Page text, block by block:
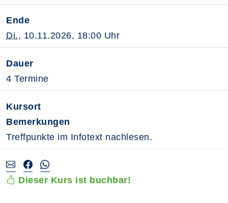
Ende
Di., 10.11.2026, 18:00 Uhr
Dauer
4 Termine
Kursort
Bemerkungen
Treffpunkte im Infotext nachlesen.
Dieser Kurs ist buchbar!